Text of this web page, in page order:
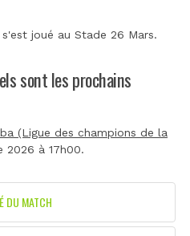
joué au Stade 26 Mars.
sont les prochains
(Ligue des champions de la
2026 à 17h00.
DU MATCH